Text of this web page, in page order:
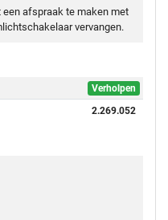
een afspraak te maken met
vervangen.
Verholpen
2.269.052